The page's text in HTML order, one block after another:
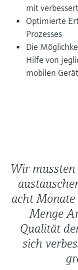
Device Viewer
Produktspezifische
Dokumente finden
Ersatzteilsuche
Ersatzteile anhand
Alle ansehen
Analysatoren für
Aluminium &
mit
Optimierte
Prozesses
Die
Hilfe von
mobilen
Wir mussten
acht
Menge
Qualität
sich